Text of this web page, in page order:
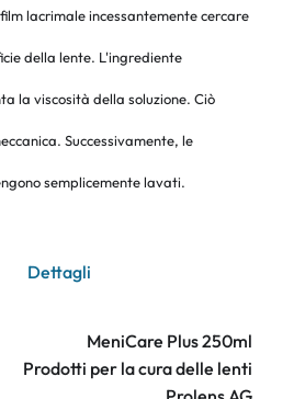
lacrimale incessantemente cercare
della lente. L'ingrediente
la viscosità della soluzione. Ciò
Successivamente, le
semplicemente lavati.
Dettagli
MeniCare Plus 250ml
Prodotti per la cura delle lenti